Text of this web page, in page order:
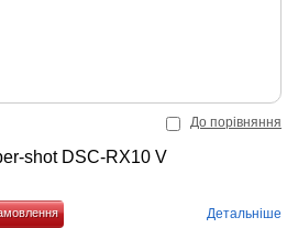
До порівняння
shot DSC-RX10 V
Детальніше